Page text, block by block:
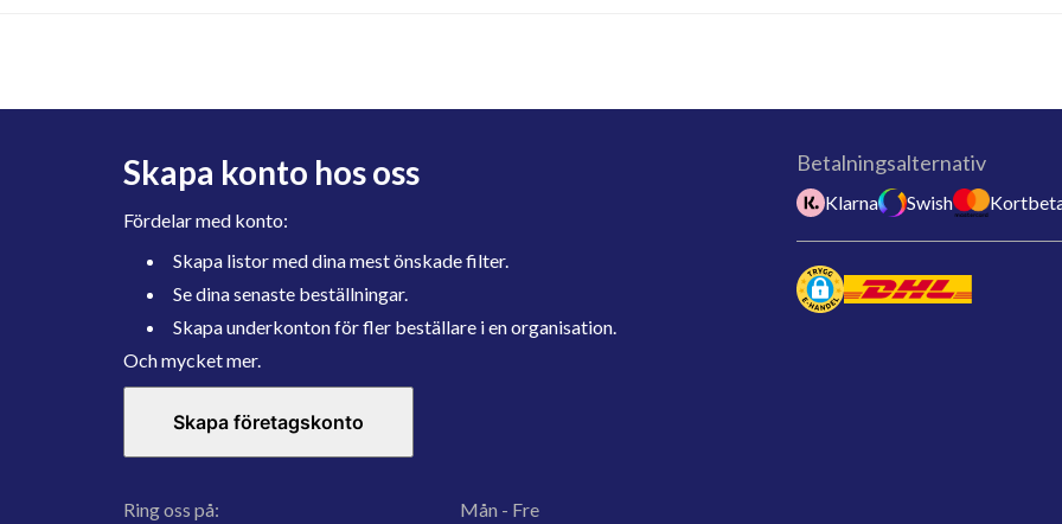
Skapa konto hos oss
Fördelar med konto:
Skapa listor med dina mest önskade filter.
Se dina senaste beställningar.
Skapa underkonton för fler beställare i en organisation.
Och mycket mer.
Skapa företagskonto
Ring oss på:
Mån - Fre
Betalningsalternativ
Klarna Swish